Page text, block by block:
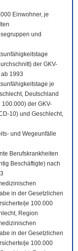
Einwohner, je
und
der GKV-
1993
je
Deutschland
der GKV-
10) und Geschlecht,
und Wegeunfälle
Berufskrankheiten
Beschäftigte) nach
in der Gesetzlichen
je 100.000
Region
in der Gesetzlichen
je 100.000